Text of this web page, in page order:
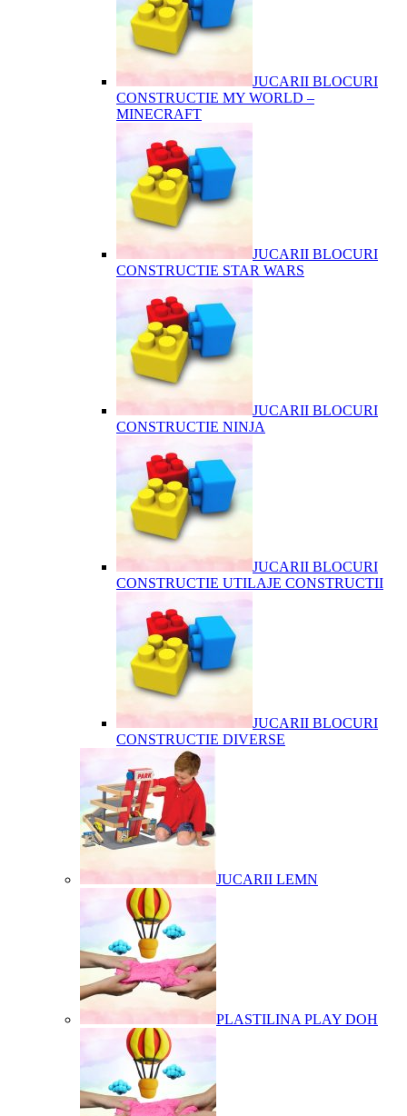
JUCARII BLOCURI
CONSTRUCTIE MY WORLD –
MINECRAFT
JUCARII BLOCURI
CONSTRUCTIE STAR WARS
JUCARII BLOCURI
CONSTRUCTIE NINJA
JUCARII BLOCURI
CONSTRUCTIE UTILAJE CONSTRUCTII
JUCARII BLOCURI
CONSTRUCTIE DIVERSE
JUCARII LEMN
PLASTILINA PLAY DOH